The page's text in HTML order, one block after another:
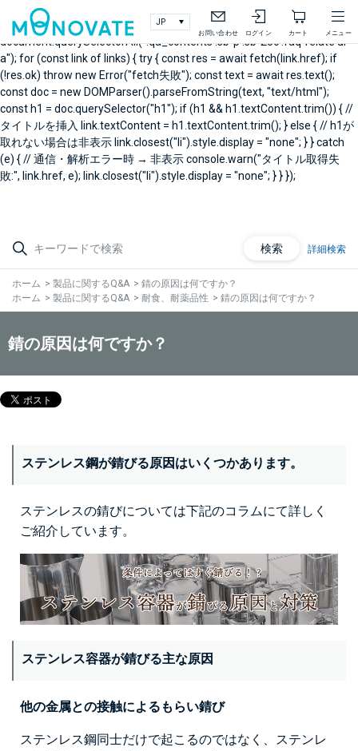
document.addEventListener("DOMContentLoaded", async () => { // 製
品Q&A右メニュー関連Q&A const links =
document.querySelectorAll(".qa_contents .sb-p .sb-25c .faq-relate ul
a"); for (const link of links) { try { const res = await fetch(link.href); if
(!res.ok) throw new Error("fetch失敗"); const text = await res.text();
const doc = new DOMParser().parseFromString(text, "text/html");
const h1 = doc.querySelector("h1"); if (h1 && h1.textContent.trim()) { //
タイトルを挿入 link.textContent = h1.textContent.trim(); } else { // h1が
取れない場合は非表示 link.closest("li").style.display = "none"; } } catch
(e) { // 通信・解析エラー時 → 非表示 console.warn("タイトル取得失
敗:", link.href, e); link.closest("li").style.display = "none"; } } });
お問い合わせ ログイン カート メニュー
検索 詳細検索
ホーム > 製品に関するQ&A > 錆の原因は何ですか？
ホーム > 製品に関するQ&A > 耐食、耐薬品性 > 錆の原因は何ですか？
錆の原因は何ですか？
ステンレス鋼が錆びる原因はいくつかあります。
ステンレスの錆びについては下記のコラムにて詳しく
ご紹介しています。
ステンレス容器が錆びる主な原因
他の金属との接触によるもらい錆び
ステンレス鋼同士だけで起こるのではなく、ステンレ